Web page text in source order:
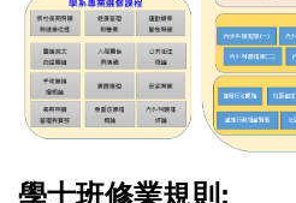
學士班修業規則: